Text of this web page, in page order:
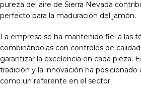
pureza del aire de Sierra Nevada
perfecto para la maduración del jamón.
La empresa se ha mantenido fiel a las
combinándolas con controles de
garantizar la excelencia en cada pieza.
tradición y la innovación ha posicionado
como un referente en el sector.